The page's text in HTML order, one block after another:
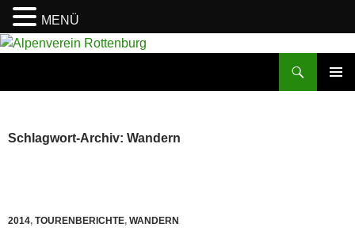
Zum
Schlagwort-Archiv: Wandern
2014, TOURENBERICHTE, WANDERN
MENÜ